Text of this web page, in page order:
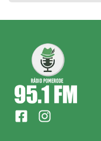
F
a
I
n